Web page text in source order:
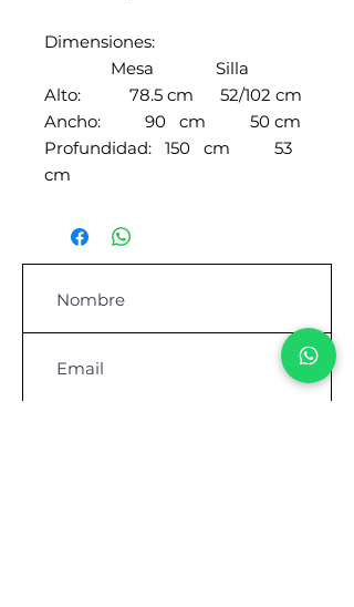
Dimensiones:
Mesa Silla
Alto: 78.5 cm 52/102 cm
Ancho: 90 cm 50 cm
Profundidad: 150 cm 53
cm